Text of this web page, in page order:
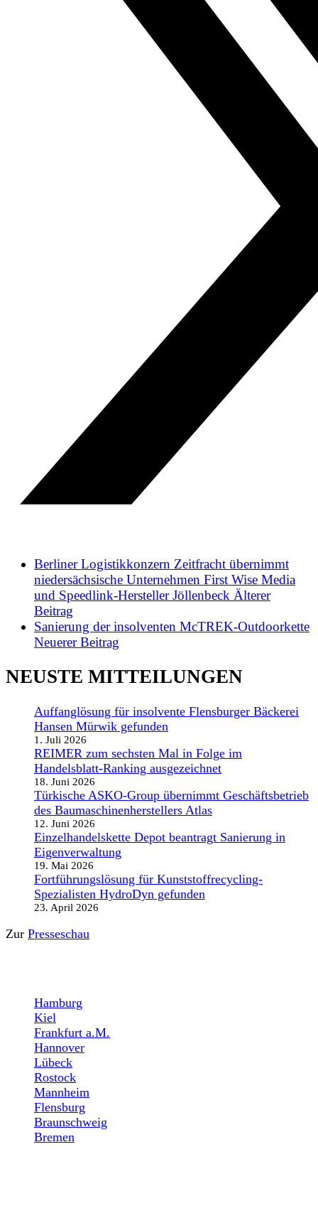
Berliner Logistikkonzern Zeitfracht übernimmt
niedersächsische Unternehmen First Wise Media
und Speedlink-Hersteller Jöllenbeck Älterer
Beitrag
Sanierung der insolventen McTREK-Outdoorkette
Neuerer Beitrag
NEUSTE MITTEILUNGEN
Auffanglösung für insolvente Flensburger Bäckerei
Hansen Mürwik gefunden
1. Juli 2026
REIMER zum sechsten Mal in Folge im
Handelsblatt-Ranking ausgezeichnet
18. Juni 2026
Türkische ASKO-Group übernimmt Geschäftsbetrieb
des Baumaschinenherstellers Atlas
12. Juni 2026
Einzelhandelskette Depot beantragt Sanierung in
Eigenverwaltung
19. Mai 2026
Fortführungslösung für Kunststoffrecycling-
Spezialisten HydroDyn gefunden
23. April 2026
Zur Presseschau
Hamburg
Kiel
Frankfurt a.M.
Hannover
Lübeck
Rostock
Mannheim
Flensburg
Braunschweig
Bremen